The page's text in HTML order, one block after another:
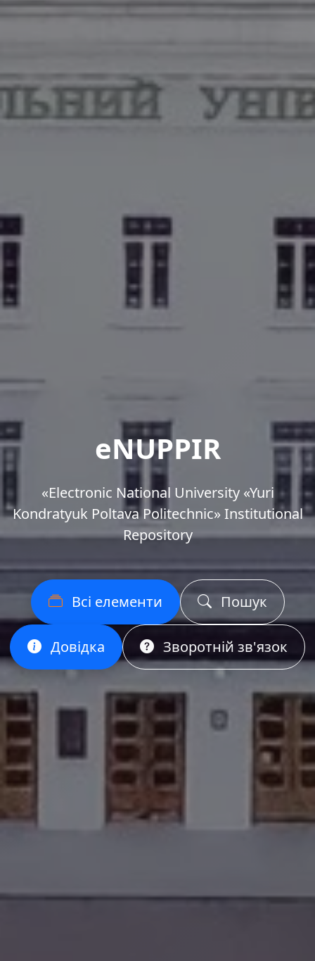
eNUPPIR
«Еlectronic National University «Yuri
Kondratyuk Poltava Politechnic» Institutional
Repository
Всі елементи Пошук
Довідка Зворотній зв'язок